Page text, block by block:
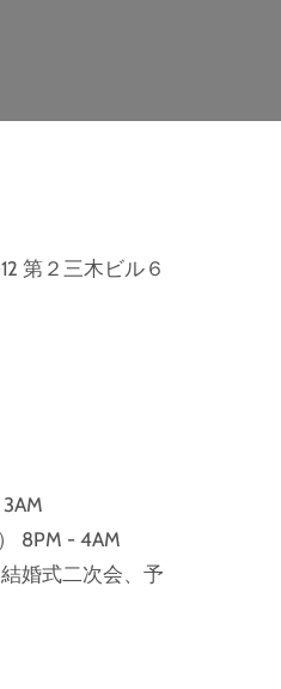
第２三木ビル６
8PM - 4AM
婚式二次会、予